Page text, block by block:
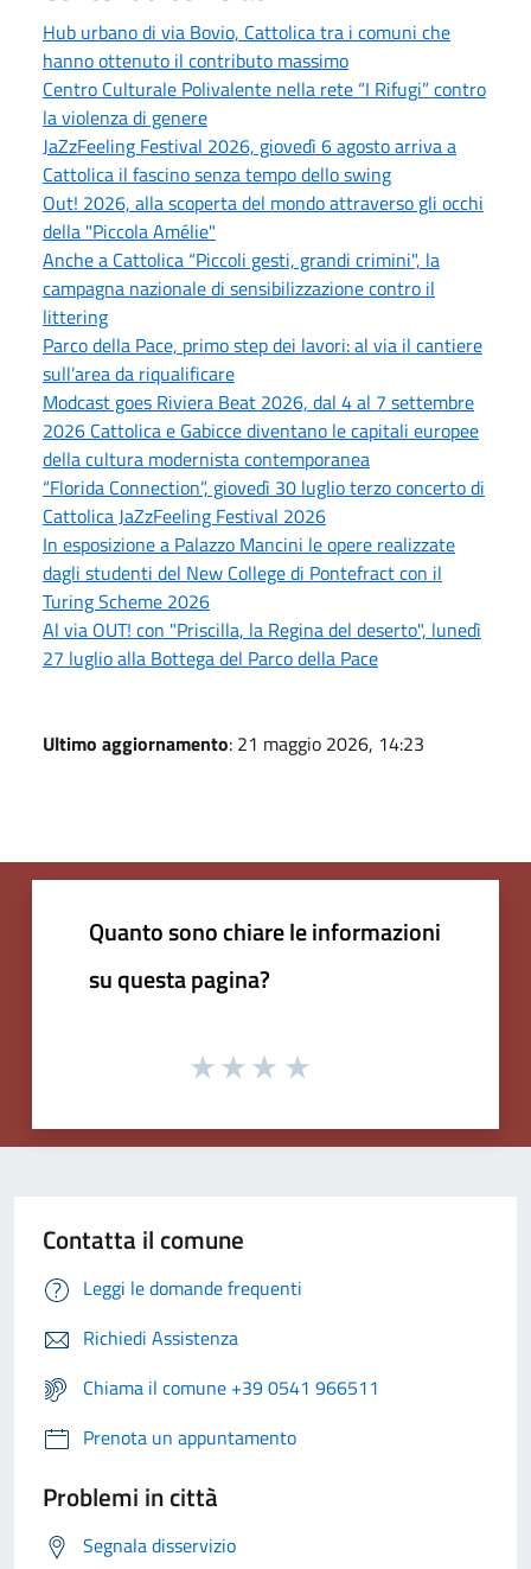
Hub urbano di via Bovio, Cattolica tra i comuni che
hanno ottenuto il contributo massimo
Centro Culturale Polivalente nella rete “I Rifugi” contro
la violenza di genere
JaZzFeeling Festival 2026, giovedì 6 agosto arriva a
Cattolica il fascino senza tempo dello swing
Out! 2026, alla scoperta del mondo attraverso gli occhi
della "Piccola Amélie"
Anche a Cattolica “Piccoli gesti, grandi crimini", la
campagna nazionale di sensibilizzazione contro il
littering
Parco della Pace, primo step dei lavori: al via il cantiere
sull’area da riqualificare
Modcast goes Riviera Beat 2026, dal 4 al 7 settembre
2026 Cattolica e Gabicce diventano le capitali europee
della cultura modernista contemporanea
“Florida Connection”, giovedì 30 luglio terzo concerto di
Cattolica JaZzFeeling Festival 2026
In esposizione a Palazzo Mancini le opere realizzate
dagli studenti del New College di Pontefract con il
Turing Scheme 2026
Al via OUT! con "Priscilla, la Regina del deserto", lunedì
27 luglio alla Bottega del Parco della Pace
Ultimo aggiornamento: 21 maggio 2026, 14:23
Quanto sono chiare le informazioni
su questa pagina?
Contatta il comune
Leggi le domande frequenti
Richiedi Assistenza
Chiama il comune +39 0541 966511
Prenota un appuntamento
Problemi in città
Segnala disservizio